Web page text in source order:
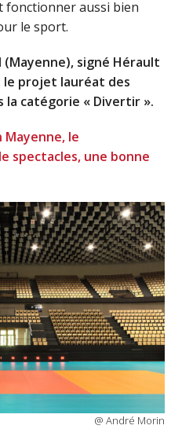
fonctionner aussi bien
le sport.
(Mayenne), signé Hérault
projet lauréat des
la catégorie « Divertir ».
Mayenne, le
spectacles, une bonne
@ André Morin